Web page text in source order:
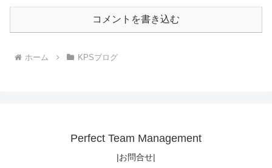
コメントを書き込む
ホーム KPSブログ
Perfect Team Management
|お問合せ|